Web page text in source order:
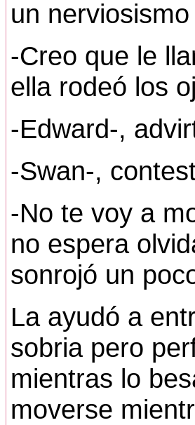
un
-Creo que le
ella rodeó los
-Edward-,
-Swan-,
-No te voy a
no espera
sonrojó un
La ayudó a
sobria pero
mientras lo
moverse